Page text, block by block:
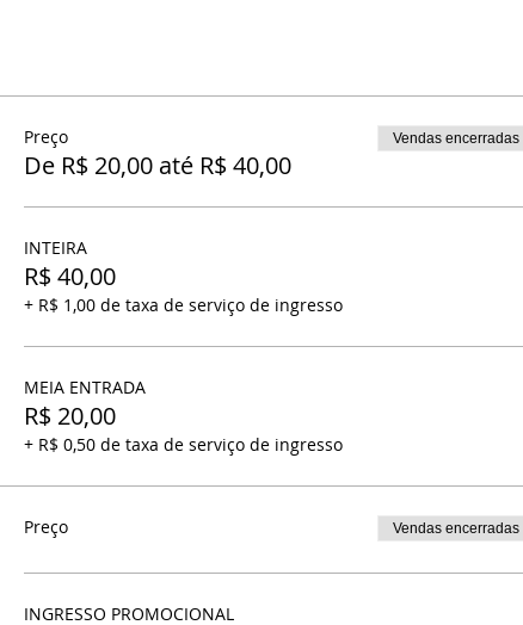
Preço
De R$ 20,00 até R$ 40,00
Vendas encerradas
INTEIRA
R$ 40,00
+ R$ 1,00 de taxa de serviço de ingresso
MEIA ENTRADA
R$ 20,00
+ R$ 0,50 de taxa de serviço de ingresso
Preço Vendas encerradas
INGRESSO PROMOCIONAL